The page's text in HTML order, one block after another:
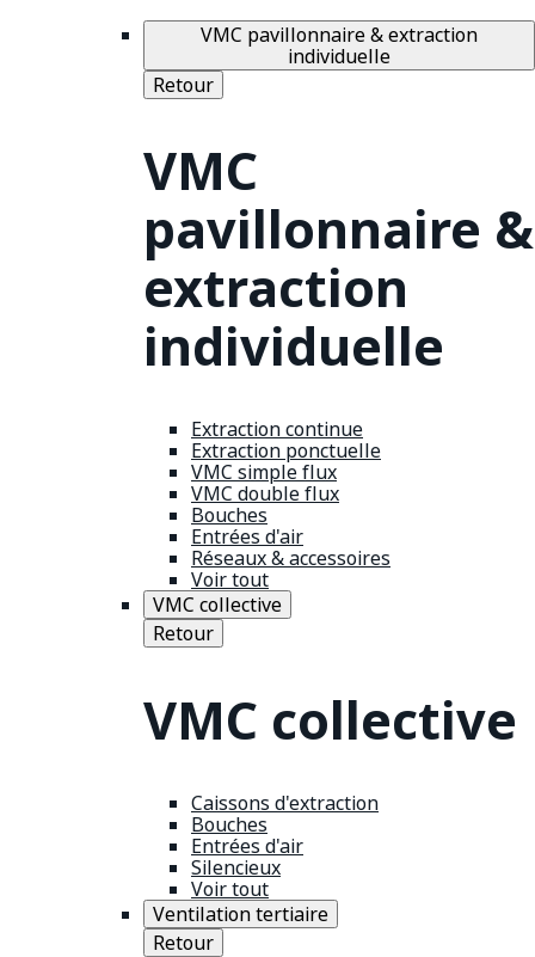
VMC pavillonnaire & extraction
individuelle
Retour
VMC
pavillonnaire &
extraction
individuelle
Extraction continue
Extraction ponctuelle
VMC simple flux
VMC double flux
Bouches
Entrées d'air
Réseaux & accessoires
Voir tout
VMC collective
Retour
VMC collective
Caissons d'extraction
Bouches
Entrées d'air
Silencieux
Voir tout
Ventilation tertiaire
Retour